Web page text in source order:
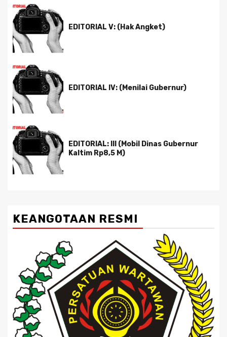
EDITORIAL V: (Hak Angket)
EDITORIAL IV: (Menilai Gubernur)
EDITORIAL: III (Mobil Dinas Gubernur
Kaltim Rp8,5 M)
KEANGOTAAN RESMI